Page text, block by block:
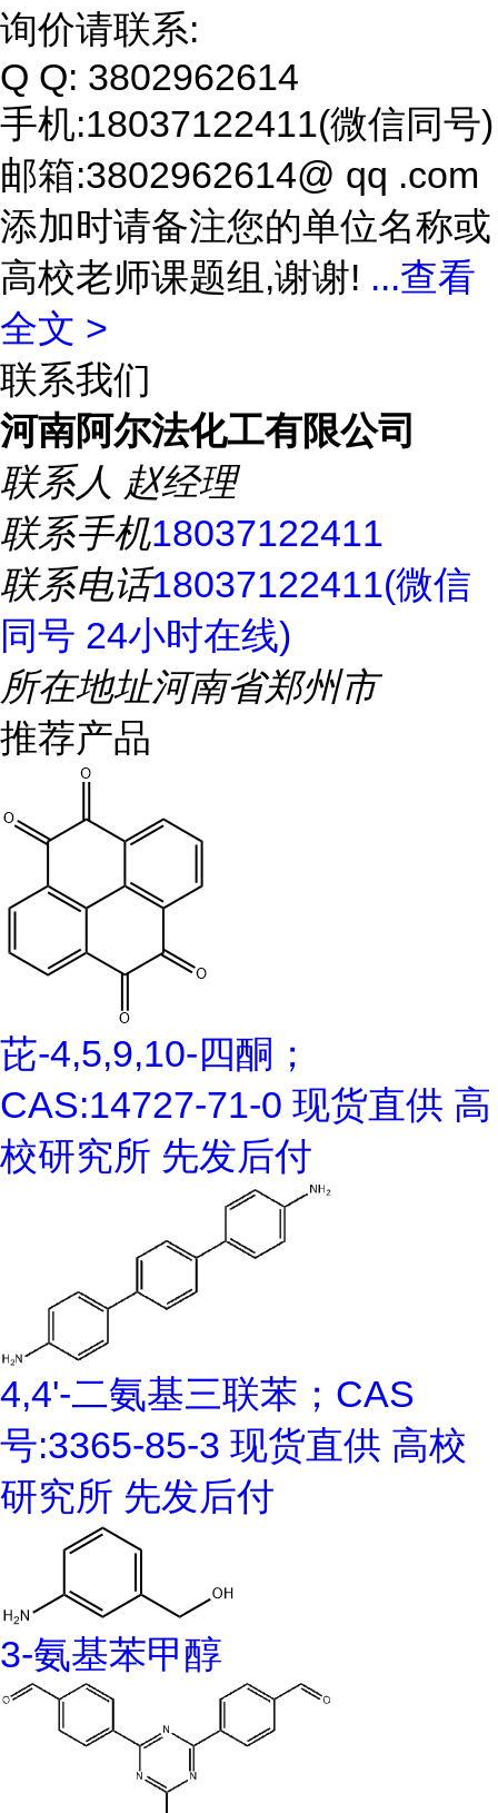
询价请联系:
Q Q: 3802962614
手机:18037122411(微信同号)
邮箱:3802962614@ qq .com
添加时请备注您的单位名称或
高校老师课题组,谢谢! ...查看
全文 >
联系我们
河南阿尔法化工有限公司
联系人 赵经理
联系手机18037122411
联系电话18037122411(微信
同号 24小时在线)
所在地址河南省郑州市
推荐产品
芘-4,5,9,10-四酮；
CAS:14727-71-0 现货直供 高
校研究所 先发后付
4,4'-二氨基三联苯；CAS
号:3365-85-3 现货直供 高校
研究所 先发后付
3-氨基苯甲醇